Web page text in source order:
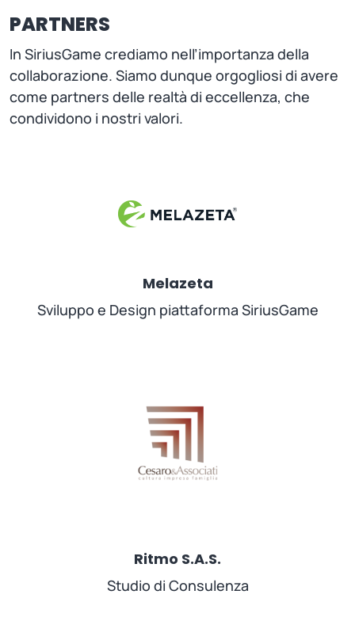
PARTNERS
In SiriusGame crediamo nell’importanza della
collaborazione. Siamo dunque orgogliosi di avere
come partners delle realtà di eccellenza, che
condividono i nostri valori.
Melazeta
Sviluppo e Design piattaforma SiriusGame
Ritmo S.A.S.
Studio di Consulenza